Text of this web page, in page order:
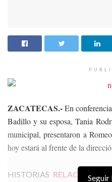
ZACATECAS.-En
Badillo y su esposa, Tania
municipal, presentaron a
hoy estará al frente de la
HISTORIAS Seguir